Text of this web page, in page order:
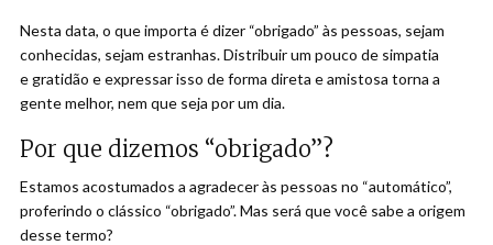
Nesta data, o que importa é dizer “obrigado” às pessoas, sejam
conhecidas, sejam estranhas. Distribuir um pouco de simpatia
e gratidão e expressar isso de forma direta e amistosa torna a
gente melhor, nem que seja por um dia.
Por que dizemos “obrigado”?
Estamos acostumados a agradecer às pessoas no “automático”,
proferindo o clássico “obrigado”. Mas será que você sabe a origem
desse termo?